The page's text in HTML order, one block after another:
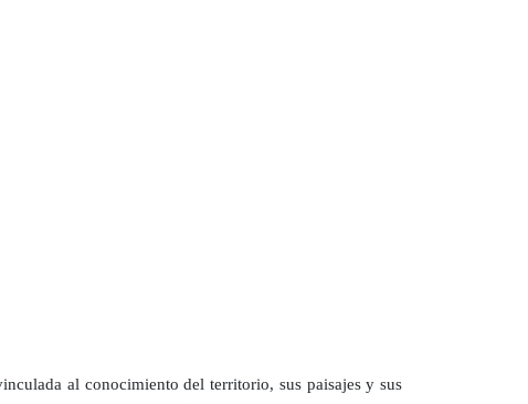
al conocimiento del territorio, sus paisajes y sus